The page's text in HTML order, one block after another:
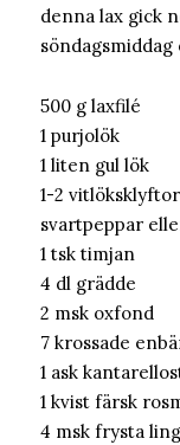
denna lax gick
söndagsmiddag
500 g laxfilé
1 purjolök
1 liten gul lök
1-2 vitlöksklyftor
svartpeppar
1 tsk timjan
4 dl grädde
2 msk oxfond
7 krossade
1 ask
1 kvist färsk
4 msk frysta